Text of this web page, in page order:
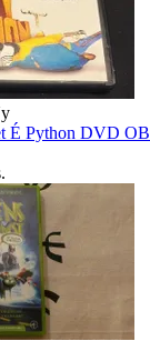
É Python DVD
.